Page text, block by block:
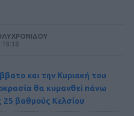
και την Κυριακή του
θα κυμανθεί πάνω
25 βαθμούς Κελσίου